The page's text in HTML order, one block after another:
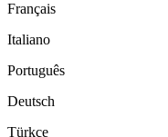
Français
Italiano
Português
Deutsch
Türkçe